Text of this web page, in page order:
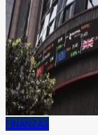
FINANZAS